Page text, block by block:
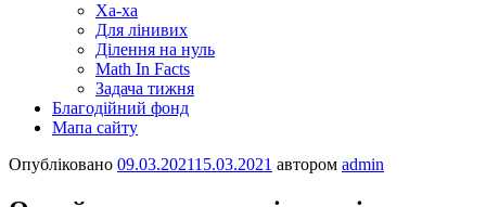
Ха-ха
Для лінивих
Ділення на нуль
Math In Facts
Задача тижня
Благодійний фонд
Мапа сайту
Опубліковано 09.03.202115.03.2021 автором admin